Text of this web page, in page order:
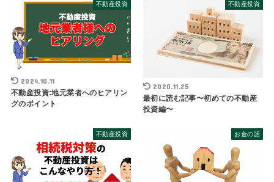
不動産投資
2024.10.11
不動産投資:地元業者へのヒアリン
グのポイント
不動産投資
2020.11.25
最初に読む記事〜初めての不動産
投資編〜
不動産投資 お金の話